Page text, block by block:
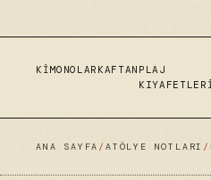
KIMONOLAR KAFTAN PLAJ
ANA SAYFA /ATÖLYE NOTLARI /